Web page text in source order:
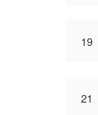
19
21